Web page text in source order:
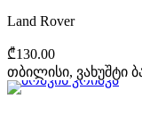
Land Rover
₾130.00
თბილისი, ვახუშტი